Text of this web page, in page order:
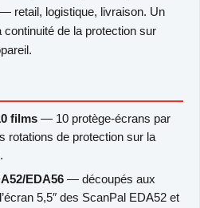
retail, logistique, livraison. Un
de la protection sur
films — 10 protège-écrans par
rotations de protection sur la
EDA56 — découpés aux
5,5″ des ScanPal EDA52 et